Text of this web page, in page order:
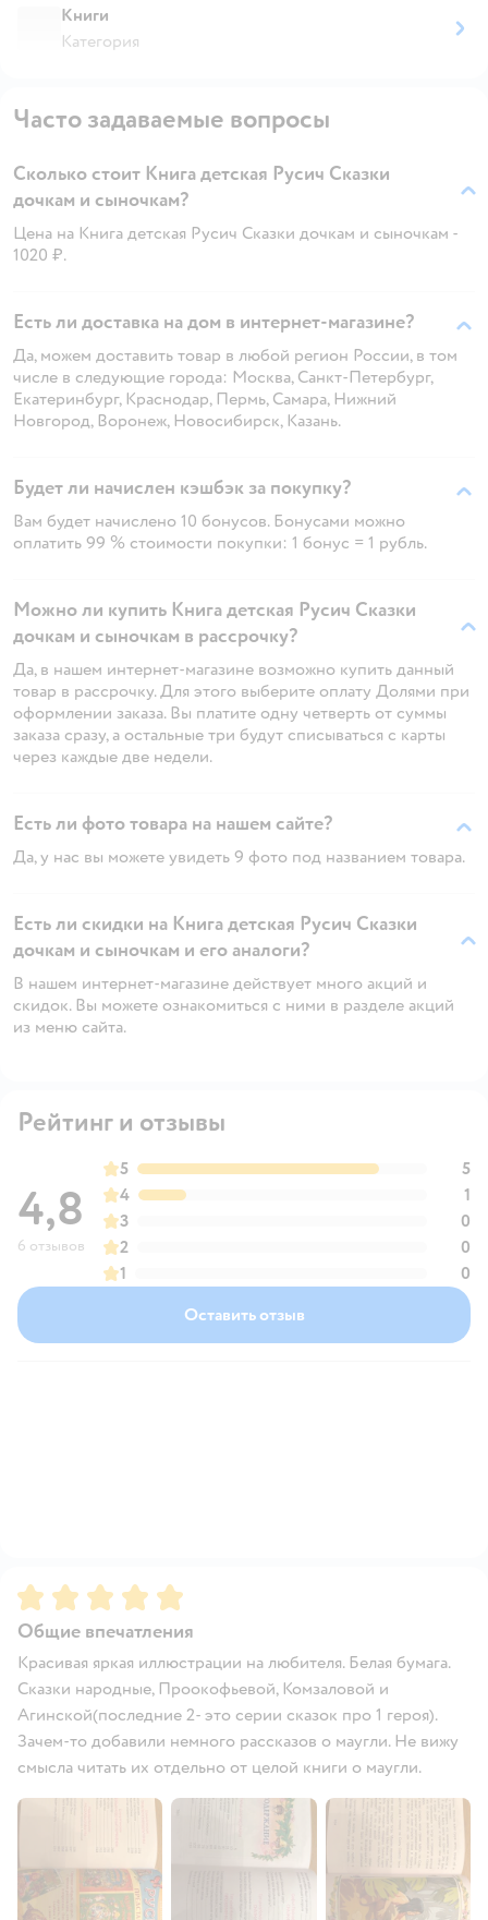
Книги
Категория
Часто задаваемые вопросы
Сколько стоит Книга детская Русич Сказки
дочкам и сыночкам?
Цена на Книга детская Русич Сказки дочкам и сыночкам -
1020 ₽.
Есть ли доставка на дом в интернет-магазине?
Да, можем доставить товар в любой регион России, в том
числе в следующие города: Москва, Санкт-Петербург,
Екатеринбург, Краснодар, Пермь, Самара, Нижний
Новгород, Воронеж, Новосибирск, Казань.
Будет ли начислен кэшбэк за покупку?
Вам будет начислено 10 бонусов. Бонусами можно
оплатить 99 % стоимости покупки: 1 бонус = 1 рубль.
Можно ли купить Книга детская Русич Сказки
дочкам и сыночкам в рассрочку?
Да, в нашем интернет-магазине возможно купить данный
товар в рассрочку. Для этого выберите оплату Долями при
оформлении заказа. Вы платите одну четверть от суммы
заказа сразу, а остальные три будут списываться с карты
через каждые две недели.
Есть ли фото товара на нашем сайте?
Да, у нас вы можете увидеть 9 фото под названием товара.
Есть ли скидки на Книга детская Русич Сказки
дочкам и сыночкам и его аналоги?
В нашем интернет-магазине действует много акций и
скидок. Вы можете ознакомиться с ними в разделе акций
из меню сайта.
Рейтинг и отзывы
4,8
6 отзывов
5
5
4
1
3
0
2
0
1
0
Оставить отзыв
Рейтинг:5
Общие впечатления
Красивая яркая иллюстрации на любителя. Белая бумага.
Сказки народные, Проокофьевой, Комзаловой и
Агинской(последние 2- это серии сказок про 1 героя).
Зачем-то добавили немного рассказов о маугли. Не вижу
смысла читать их отдельно от целой книги о маугли.